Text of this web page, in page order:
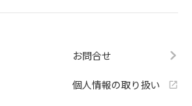
お問合せ
個人情報の取り扱い